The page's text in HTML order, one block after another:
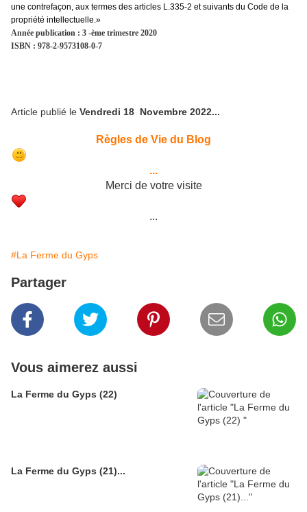
une contrefaçon, aux termes des articles L.335-2 et suivants du Code de la
propriété intellectuelle.»
Année publication : 3 -ème trimestre 2020
ISBN : 978-2-9573108-0-7
Article publié le Vendredi 18 Novembre 2022...
Règles de Vie du Blog
...
Merci de votre visite
...
#La Ferme du Gyps
Partager
Vous aimerez aussi
La Ferme du Gyps (22)
La Ferme du Gyps (21)...